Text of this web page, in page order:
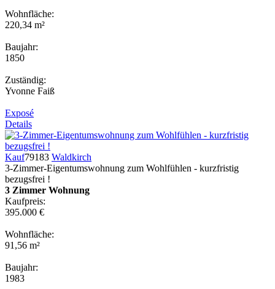
Wohnfläche:
220,34 m²
Baujahr:
1850
Zuständig:
Yvonne Faiß
Exposé
Details
Kauf79183 Waldkirch
3-Zimmer-Eigentumswohnung zum Wohlfühlen - kurzfristig
bezugsfrei !
3 Zimmer Wohnung
Kaufpreis:
395.000 €
Wohnfläche:
91,56 m²
Baujahr:
1983